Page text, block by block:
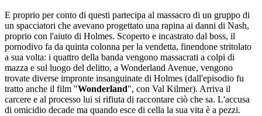
E proprio per conto di questi partecipa al massacro di un gruppo di
un spacciatori che avevano progettato una rapina ai danni di Nash,
proprio con l'aiuto di Holmes. Scoperto e incastrato dal boss, il
pornodivo fa da quinta colonna per la vendetta, finendone stritolato
a sua volta: i quattro della banda vengono massacrati a colpi di
mazza e sul luogo del delitto, a Wonderland Avenue, vengono
trovate diverse impronte insanguinate di Holmes (dall'episodio fu
tratto anche il film "Wonderland", con Val Kilmer). Arriva il
carcere e al processo lui si rifiuta di raccontare ciò che sa. L'accusa
di omicidio decade ma quando esce di cella la sua vita è a pezzi.